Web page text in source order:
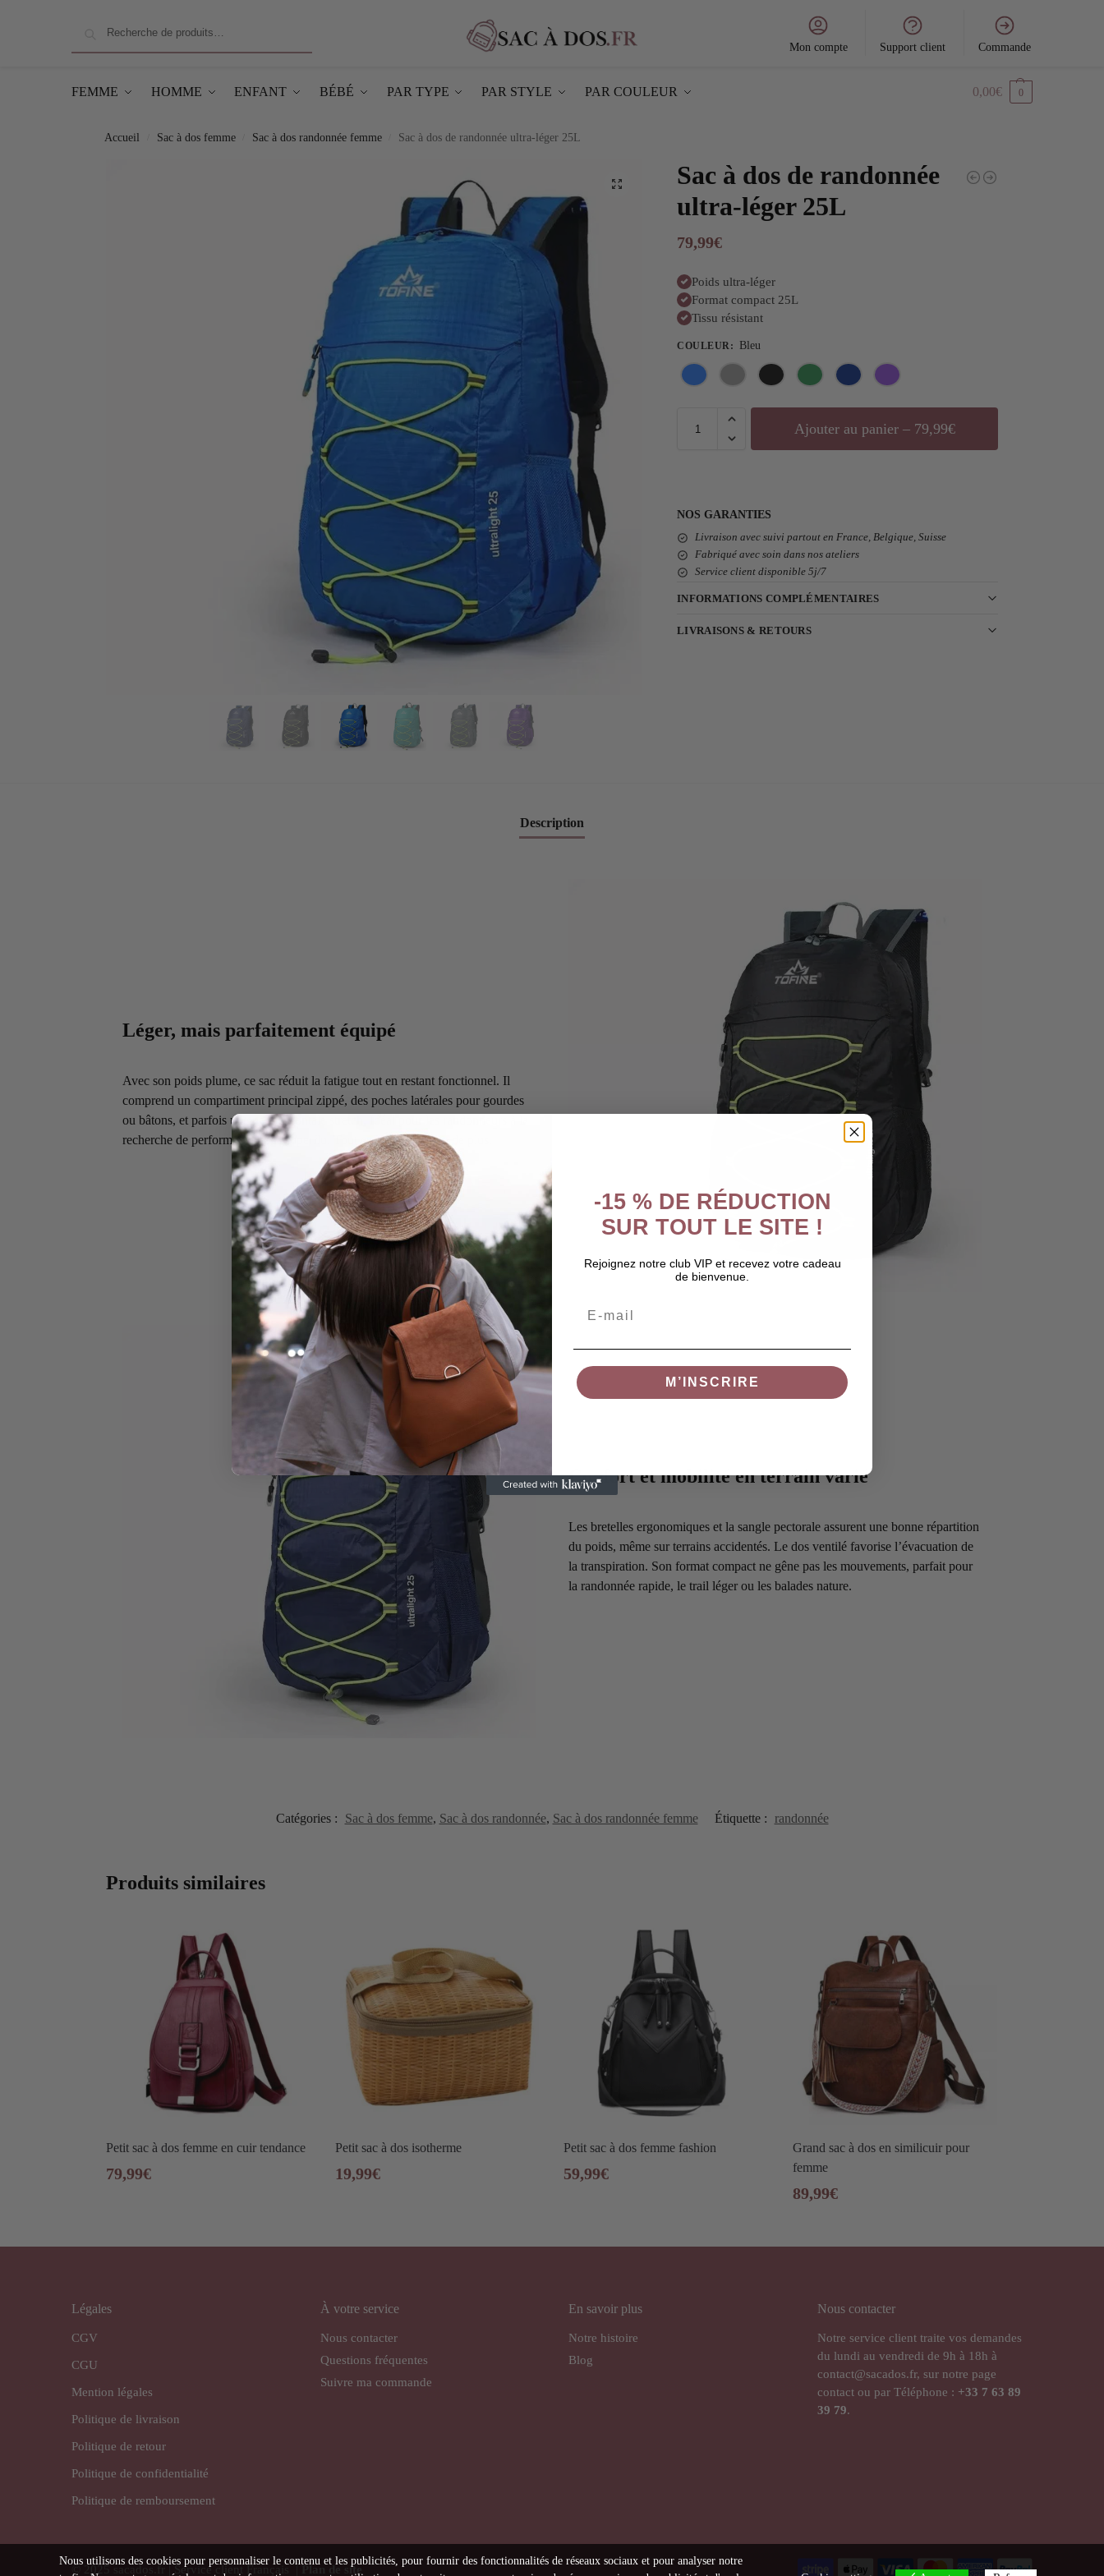
Mon compte Support client Commande
FEMME HOMME ENFANT BÉBÉ PAR TYPE PAR STYLE PAR COULEUR 0,00€ 0
Accueil Sac à dos femme Sac à dos randonnée femme Sac à dos de randonnée ultra-léger 25L
Sac à dos de randonnée
ultra-léger 25L
79,99€
Poids ultra-léger
Format compact 25L
Tissu résistant
COULEUR: Bleu
Ajouter au panier – 79,99€
NOS GARANTIES
Livraison avec suivi partout en France, Belgique, Suisse
Fabriqué avec soin dans nos ateliers
Service client disponible 5j/7
INFORMATIONS COMPLÉMENTAIRES
LIVRAISONS & RETOURS
Description
Léger, mais parfaitement équipé
Avec son poids plume, ce sac réduit la fatigue tout en restant fonctionnel. Il
comprend un compartiment principal zippé, des poches latérales pour gourdes
ou bâtons, et parfois une poche frontale stretch. Idéal pour les randonneurs à la
recherche de performance sans superflu. Tout ce qu’il faut, rien de plus.
Confort et mobilité en terrain varié
Les bretelles ergonomiques et la sangle pectorale assurent une bonne répartition
du poids, même sur terrains accidentés. Le dos ventilé favorise l’évacuation de
la transpiration. Son format compact ne gêne pas les mouvements, parfait pour
la randonnée rapide, le trail léger ou les balades nature.
Catégories : Sac à dos femme, Sac à dos randonnée, Sac à dos randonnée femme Étiquette : randonnée
Produits similaires
Petit sac à dos femme en cuir tendance
79,99€
Petit sac à dos isotherme
19,99€
Petit sac à dos femme fashion
59,99€
Grand sac à dos en similicuir pour
femme
89,99€
Légales
CGV
CGU
Mention légales
Politique de livraison
Politique de retour
Politique de confidentialité
Politique de remboursement
À votre service
Nous contacter
Questions fréquentes
Suivre ma commande
En savoir plus
Notre histoire
Blog
Nous contacter
Notre service client traite vos demandes
du lundi au vendredi de 9h à 18h à
contact@sacados.fr, sur notre page
contact ou par Téléphone : +33 7 63 89
39 79.
© 2025 sacados.fr | Service client Français | Plan de site
Nous utilisons des cookies pour personnaliser le contenu et les publicités, pour fournir des fonctionnalités de réseaux sociaux et pour analyser notre
-15 % DE RÉDUCTION
SUR TOUT LE SITE !
Rejoignez notre club VIP et recevez votre cadeau
de bienvenue.
M’INSCRIRE